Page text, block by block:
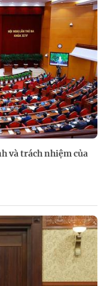
và trách nhiệm của